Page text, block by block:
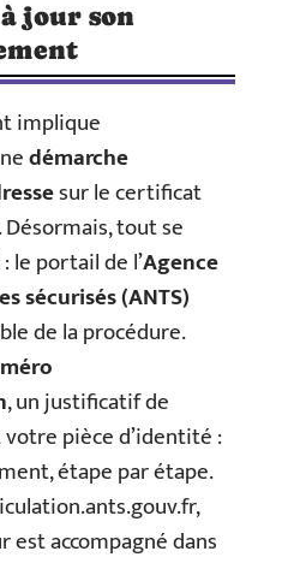
jour son
implique
démarche
sur le certificat
tout se
le portail de l’Agence
sécurisés (ANTS)
de la procédure.
, un justificatif de
pièce d’identité :
étape par étape.
est accompagné dans